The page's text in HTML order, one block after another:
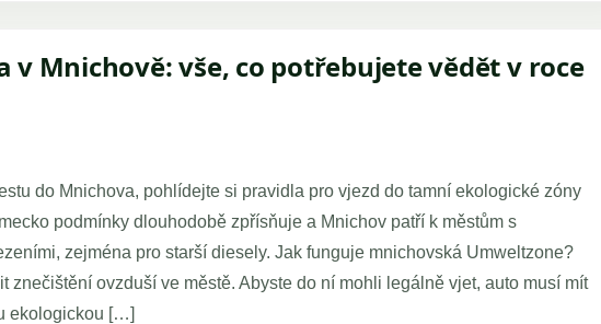
v Mnichově: vše, co potřebujete vědět v roce
do Mnichova, pohlídejte si pravidla pro vjezd do tamní ekologické zóny
podmínky dlouhodobě zpřísňuje a Mnichov patří k městům s
zejména pro starší diesely. Jak funguje mnichovská Umweltzone?
znečištění ovzduší ve městě. Abyste do ní mohli legálně vjet, auto musí mít
ekologickou […]